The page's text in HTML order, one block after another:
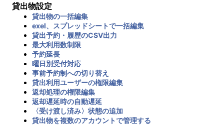
貸出物設定
貸出物の一括編集
exel、スプレッドシートで一括編集
貸出予約・履歴のCSV出力
最大利用数制限
予約延長
曜日別受付対応
事前予約制への切り替え
貸出利用ユーザーの権限編集
返却処理の権限編集
返却遅延時の自動遅延
〈受け渡し済み〉状態の追加
貸出物を複数のアカウントで管理する